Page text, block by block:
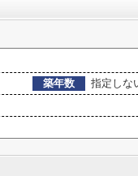
築年数
指定しな